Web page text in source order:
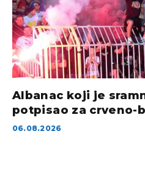
Albanac koji je
potpisao za crveno-
06.08.2026